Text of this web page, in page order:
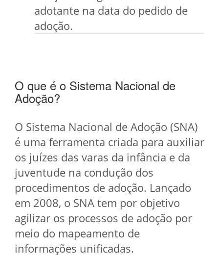
adotante na data do pedido de
adoção.
O que é o Sistema Nacional de
Adoção?
O Sistema Nacional de Adoção (SNA)
é uma ferramenta criada para auxiliar
os juízes das varas da infância e da
juventude na condução dos
procedimentos de adoção. Lançado
em 2008, o SNA tem por objetivo
agilizar os processos de adoção por
meio do mapeamento de
informações unificadas.